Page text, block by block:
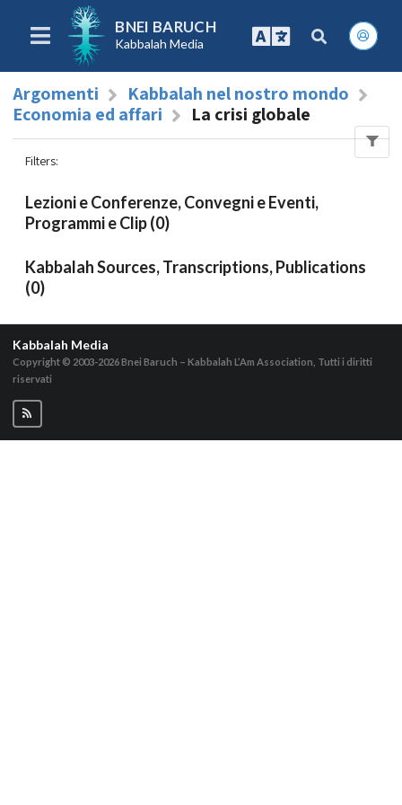
BNEI BARUCH
Kabbalah Media
Argomenti
Kabbalah nel nostro mondo
Economia ed affari
La crisi globale
Filters:
Lezioni e Conferenze, Convegni e Eventi,
Programmi e Clip (0)
Kabbalah Sources, Transcriptions, Publications
(0)
Kabbalah Media
Copyright © 2003-2026Bnei Baruch – Kabbalah L’Am Association, Tutti i diritti
riservati